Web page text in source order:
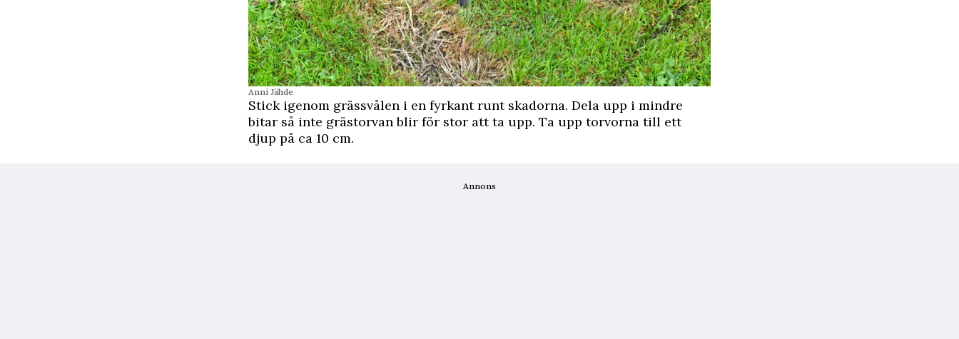
Anni Jähde
Stick igenom grässvålen i en fyrkant runt skadorna. Dela upp i mindre
bitar så inte grästorvan blir för stor att ta upp. Ta upp torvorna till ett
djup på ca 10 cm.
Annons